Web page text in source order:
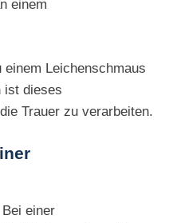
einem
Leichenschmaus
ist dieses
Trauer zu verarbeiten.
einer